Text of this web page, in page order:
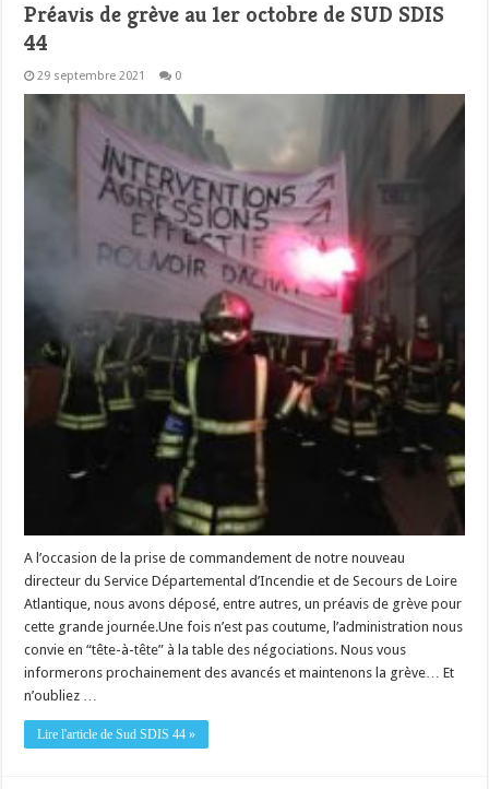
Préavis de grève au 1er octobre de SUD SDIS
44
29 septembre 2021 0
A l’occasion de la prise de commandement de notre nouveau
directeur du Service Départemental d’Incendie et de Secours de Loire
Atlantique, nous avons déposé, entre autres, un préavis de grève pour
cette grande journée.Une fois n’est pas coutume, l’administration nous
convie en “tête-à-tête” à la table des négociations. Nous vous
informerons prochainement des avancés et maintenons la grève… Et
n’oubliez …
Lire l'article de Sud SDIS 44 »